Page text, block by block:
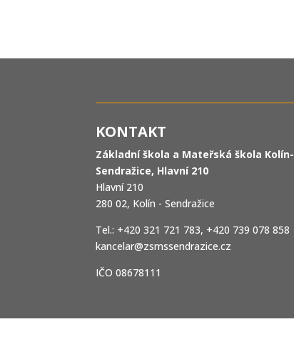
KONTAKT
Základní škola a Mateřská škola Kolín-
Sendražice, Hlavní 210
Hlavní 210
280 02, Kolín - Sendražice
Tel.: +420 321 721 783, +420 739 078 858
kancelar@zsmssendrazice.cz
IČO 08678111